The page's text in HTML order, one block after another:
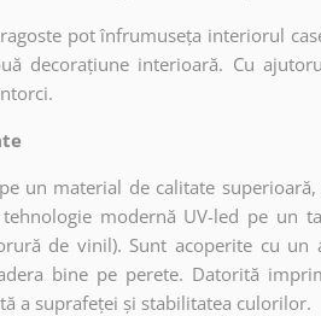
pot înfrumuseța interiorul
decorațiune interioară. Cu
un material de calitate
modernă UV-led pe un
de vinil). Sunt acoperite cu
bine pe perete. Datorită
a suprafeței și stabilitatea culorilor.